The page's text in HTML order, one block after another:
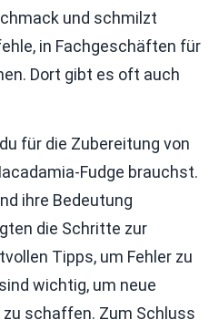
und schmilzt
in Fachgeschäften für
Dort gibt es oft auch
für die Zubereitung von
Fudge brauchst.
ihre Bedeutung
die Schritte zur
Tipps, um Fehler zu
wichtig, um neue
schaffen. Zum Schluss